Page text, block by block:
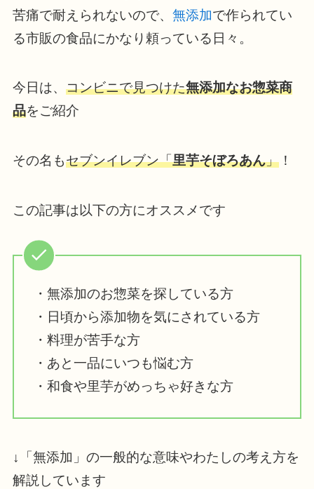
苦痛で耐えられないので、 無添加で作られてい
る市販の食品にかなり頼っている日々。
今日は、 コンビニで見つけた無添加なお惣菜商
品をご紹介
その名もセブンイレブン「里芋そぼろあん」！
この記事は以下の方にオススメです
・無添加のお惣菜を探している方
・日頃から添加物を気にされている方
・料理が苦手な方
・あと一品にいつも悩む方
・和食や里芋がめっちゃ好きな方
↓「無添加」の一般的な意味やわたしの考え方を
解説しています